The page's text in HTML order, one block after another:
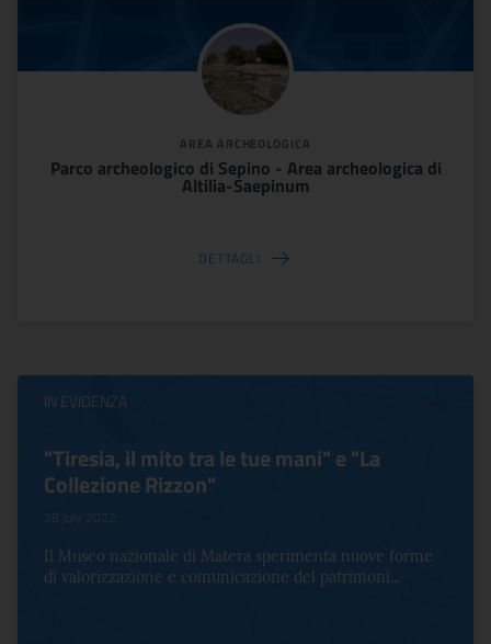
AREA ARCHEOLOGICA
Parco archeologico di Sepino - Area archeologica di
Altilia-Saepinum
DETTAGLI
IN EVIDENZA
"Tiresia, il mito tra le tue mani" e "La
Collezione Rizzon"
28 July 2022
Il Museo nazionale di Matera sperimenta nuove forme
di valorizzazione e comunicazione del patrimoni...